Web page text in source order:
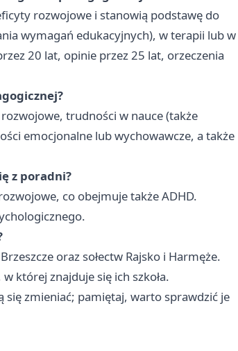
rozwojowe i stanowią podstawę do
wymagań edukacyjnych), w terapii lub w
20 lat, opinie przez 25 lat, orzeczenia
trudności w nauce (także
emocjonalne lub wychowawcze, a także
z poradni?
co obejmuje także ADHD.
oraz sołectw Rajsko i Harmęże.
której znajduje się ich szkoła.
się zmieniać; pamiętaj, warto sprawdzić je